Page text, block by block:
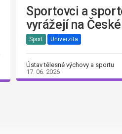
Sportovci a
vyrážejí na
Sport Univerzita
Ústav tělesné výchovy a sportu
17. 06. 2026